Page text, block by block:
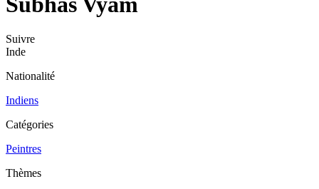
Suivre
Inde
Nationalité
Indiens
Catégories
Peintres
Thèmes